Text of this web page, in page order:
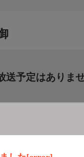
送予定はありま